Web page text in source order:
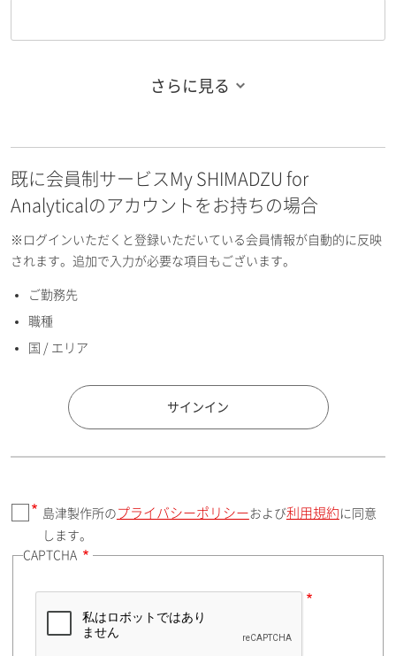
お名前フリガナ（名）
E-mailアドレス（半角英数）
国 / エリア
郵便番号（勤務先）
住所検索
さらに見る
既に会員制サービスMy SHIMADZU for
Analyticalのアカウントをお持ちの場合
※ログインいただくと登録いただいている会員情報が自動的に反映
されます。追加で入力が必要な項目もございます。
ご勤務先
職種
国 / エリア
サインイン
島津製作所の プライバシーポリシーおよび利用規約 に同意
します。
CAPTCHA